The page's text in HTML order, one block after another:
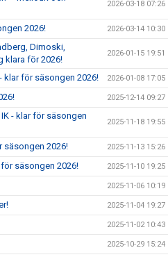
2026-03-18 07:26
2026! 2026-03-14 10:30
Dimoski,
klara för 2026!
2026-01-15 19:51
klar för säsongen 2026! 2026-01-08 17:05
2025-12-14 09:27
- klar för säsongen
2025-11-18 19:55
säsongen 2026! 2025-11-13 15:26
säsongen 2026! 2025-11-10 19:25
2025-11-06 10:19
2025-11-04 19:27
2025-11-02 10:43
2025-10-29 15:24